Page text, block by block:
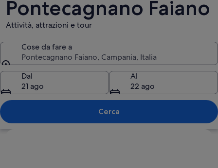
Pontecagnano Faiano
Attività, attrazioni e tour
Cose da fare a
Pontecagnano Faiano, Campania, Italia
Cose da fare a
Dal
21 ago
Al
22 ago
Cerca